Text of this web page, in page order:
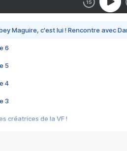
Maguire, c'est lui ! Rencontre avec
6
5
4
3
créatrices de la VF !